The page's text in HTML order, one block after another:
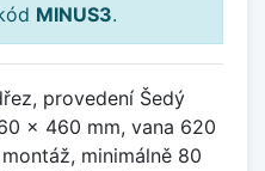
MINUS3.
provedení Šedý
x 460 mm, vana 620
minimálně 80